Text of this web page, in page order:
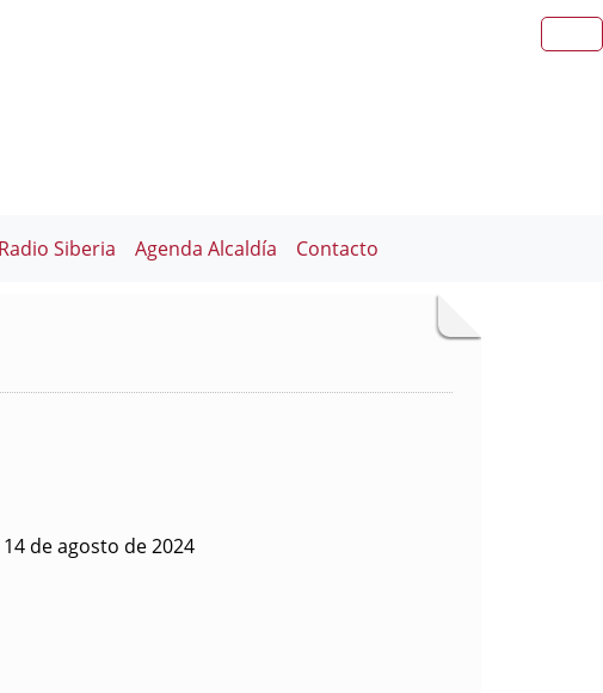
Radio Siberia Agenda Alcaldía Contacto
de agosto de 2024